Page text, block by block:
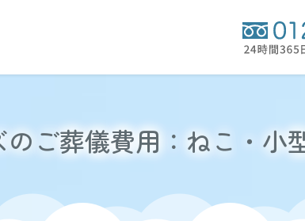
ご葬儀費用：ねこ・小